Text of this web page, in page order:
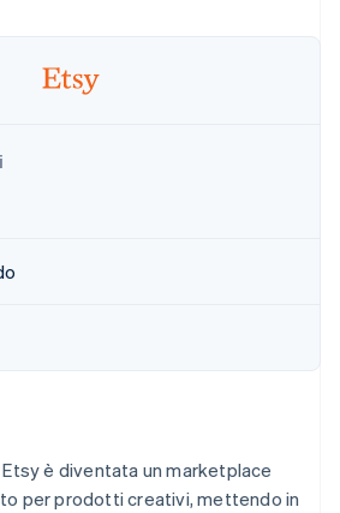
è diventata un marketplace
per prodotti creativi, mettendo in